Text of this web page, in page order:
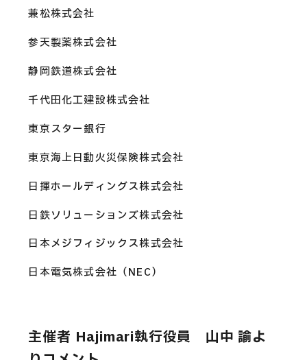
兼松株式会社
参天製薬株式会社
静岡鉄道株式会社
千代田化工建設株式会社
東京スター銀行
東京海上日動火災保険株式会社
日揮ホールディングス株式会社
日鉄ソリューションズ株式会社
日本メジフィジックス株式会社
日本電気株式会社（NEC）
主催者 Hajimari執行役員 山中 諭よ